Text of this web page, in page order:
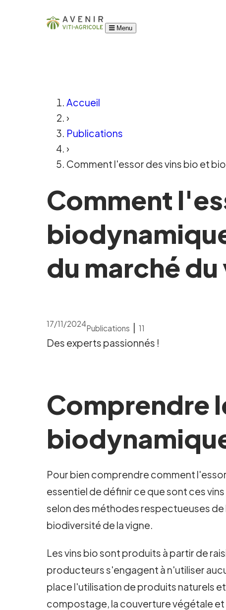
Menu
Accueil
›
Publications
›
Comment l'essor des vins bio et
Comment
du marché du
17/11/2024Publications |11
Des experts passionnés !
Comprendre
Pour bien comprendre comment
essentiel de définir ce que sont ces
selon des méthodes respectueuses
biodiversité de la vigne.
Les vins bio sont produits à partir de
producteurs s'engagent à n'utiliser
place l'utilisation de produits naturels
compostage, la couverture végétale et